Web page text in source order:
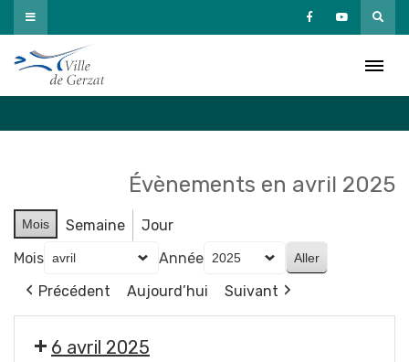
Passer
au
contenu
Évènements en avril 2025
Mois Semaine
Jour
Mois
Année
Précédent
Aujourd’hui Suivant
6 avril 2025